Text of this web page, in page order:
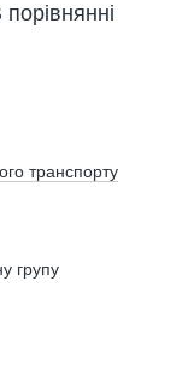
порівнянні
транспорту
групу